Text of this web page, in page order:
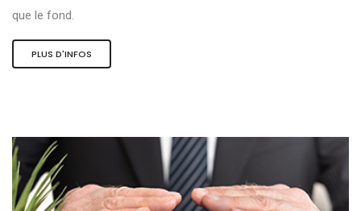
que le fond.
PLUS D'INFOS